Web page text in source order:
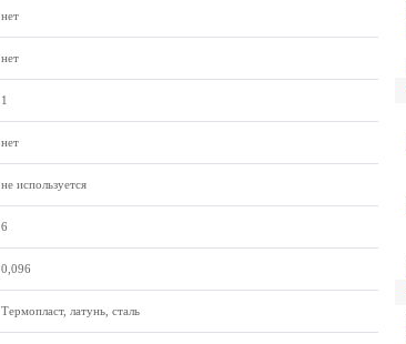
нет
нет
1
нет
не используется
6
0,096
Термопласт, латунь, сталь